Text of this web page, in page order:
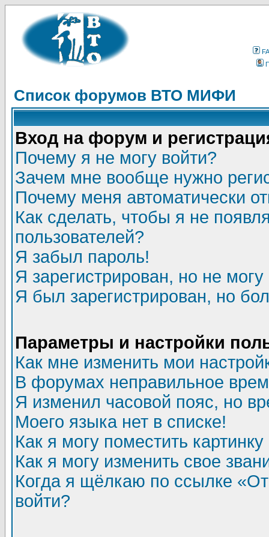
Список форумов ВТО МИФИ
Вход на форум и
Почему я не могу войти?
Зачем мне вообще нужно
Почему меня автоматически
Как сделать, чтобы я не
пользователей?
Я забыл пароль!
Я зарегистрирован, но не могу
Я был зарегистрирован, но
Параметры и настройки
Как мне изменить мои
В форумах неправильное
Я изменил часовой пояс, но
Моего языка нет в списке!
Как я могу поместить
Как я могу изменить свое
Когда я щёлкаю по ссылке
войти?